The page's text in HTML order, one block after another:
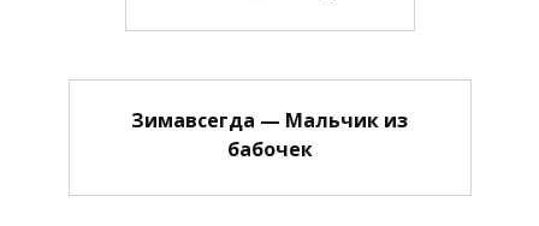
Зимавсегда — Мальчик из
бабочек